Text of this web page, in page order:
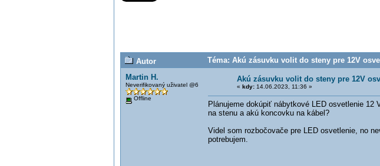
Autor
Téma: Akú zásuvku volit do steny pre 12V
Martin H.
Neverifikovaný uživatel @6
Offline
Akú zásuvku volit do steny pre 12V
« kdy:14.06.2023, 11:36 »
Plánujeme dokúpiť nábytkové LED osvetlenie
na stenu a akú koncovku na kábel?
Videl som rozbočovače pre LED osvetlenie, no
potrebujem.